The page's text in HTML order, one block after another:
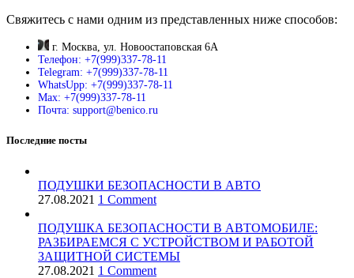
Свяжитесь с нами одним из представленных ниже способов:
г. Москва, ул. Новоостаповская 6А
Телефон: +7(999)337-78-11
Telegram: +7(999)337-78-11
WhatsUpp: +7(999)337-78-11
Max: +7(999)337-78-11
Почта: support@benico.ru
Последние посты
ПОДУШКИ БЕЗОПАСНОСТИ В АВТО
27.08.2021 1 Comment
ПОДУШКА БЕЗОПАСНОСТИ В АВТОМОБИЛЕ:
РАЗБИРАЕМСЯ С УСТРОЙСТВОМ И РАБОТОЙ
ЗАЩИТНОЙ СИСТЕМЫ
27.08.2021 1 Comment